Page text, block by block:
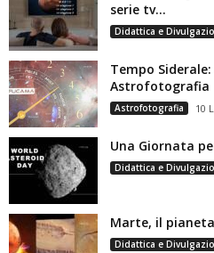
serie tv…
Didattica e
Tempo
Astrofotografia
Astrofotografia 10
Una Giornata
Didattica e
Marte, il
Didattica e